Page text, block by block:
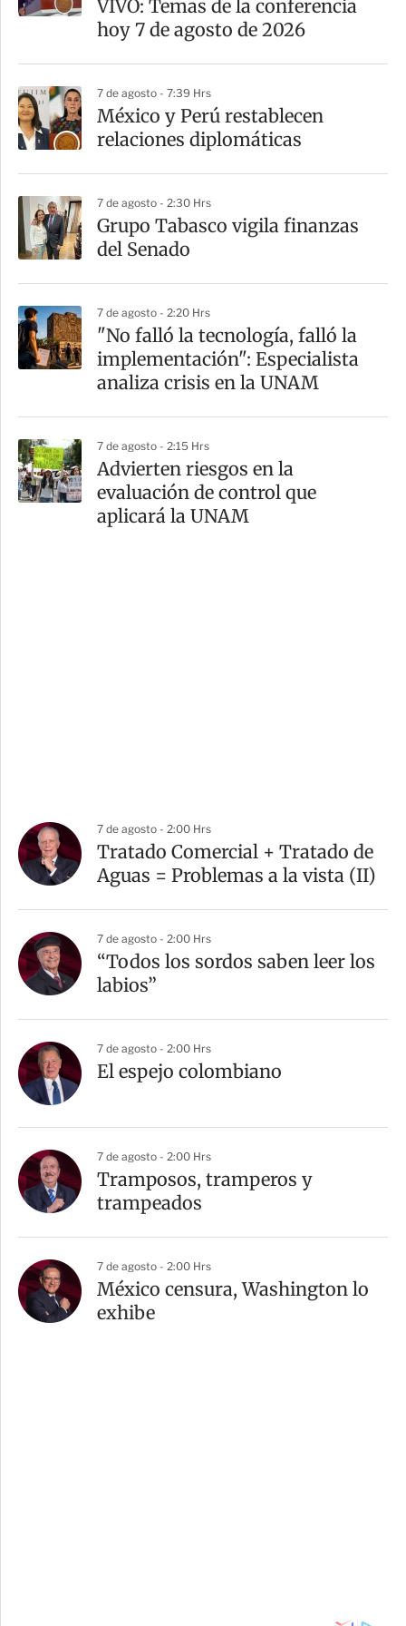
t
VIVO: Temas de la conferencia
hoy 7 de agosto de 2026
7 de agosto - 7:39 Hrs
México y Perú restablecen
relaciones diplomáticas
7 de agosto - 2:30 Hrs
Grupo Tabasco vigila finanzas
del Senado
7 de agosto - 2:20 Hrs
"No falló la tecnología, falló la
implementación": Especialista
analiza crisis en la UNAM
7 de agosto - 2:15 Hrs
Advierten riesgos en la
evaluación de control que
aplicará la UNAM
7 de agosto - 2:00 Hrs
Tratado Comercial + Tratado de
Aguas = Problemas a la vista (II)
7 de agosto - 2:00 Hrs
“Todos los sordos saben leer los
labios”
7 de agosto - 2:00 Hrs
El espejo colombiano
7 de agosto - 2:00 Hrs
Tramposos, tramperos y
trampeados
7 de agosto - 2:00 Hrs
México censura, Washington lo
exhibe